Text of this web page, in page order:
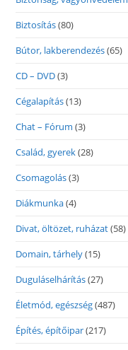
Biztosítás(80)
Bútor, lakberendezés(65)
CD – DVD(3)
Cégalapítás(13)
Chat – Fórum (3)
Család, gyerek(28)
Csomagolás(3)
Diákmunka(4)
Divat, öltözet, ruházat(58)
Domain, tárhely(15)
Duguláselhárítás(27)
Életmód, egészség(487)
Építés, építőipar(217)